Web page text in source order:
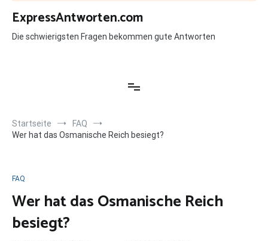
Zum
Inhalt
springen
ExpressAntworten.com
Die schwierigsten Fragen bekommen gute Antworten
Startseite
FAQ
Wer hat das Osmanische Reich besiegt?
FAQ
Wer hat das Osmanische Reich
besiegt?